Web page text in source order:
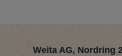
Weita AG, Nordring